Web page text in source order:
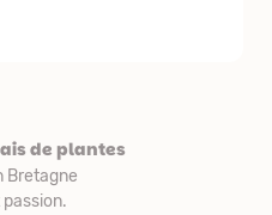
de plantes
Bretagne